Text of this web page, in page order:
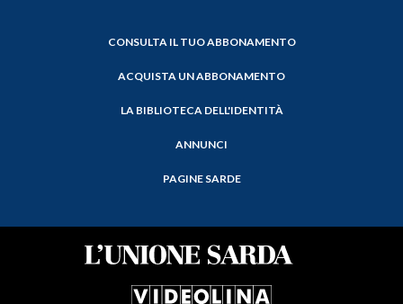
CONSULTA IL TUO ABBONAMENTO
ACQUISTA UN ABBONAMENTO
LA BIBLIOTECA DELL'IDENTITÀ
ANNUNCI
PAGINE SARDE